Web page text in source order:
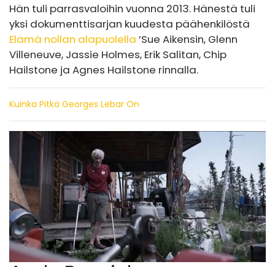
Hän tuli parrasvaloihin vuonna 2013. Hänestä tuli
yksi dokumenttisarjan kuudesta päähenkilöstä
Elämä nollan alapuolella ’Sue Aikensin, Glenn
Villeneuve, Jassie Holmes, Erik Salitan, Chip
Hailstone ja Agnes Hailstone rinnalla.
Kuinka Pitkä Georges Lebar On